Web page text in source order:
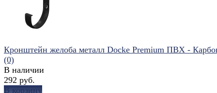
Кронштейн желоба металл Docke Premium ПВХ -
(0)
В наличии
292 руб.
В корзину